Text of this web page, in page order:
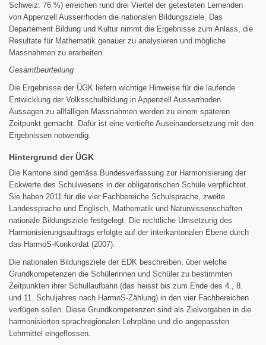
Schweiz: 76 %) erreichen rund drei Viertel der getesteten Lernenden
von Appenzell Ausserrhoden die nationalen Bildungsziele. Das
Departement Bildung und Kultur nimmt die Ergebnisse zum Anlass, die
Resultate für Mathematik genauer zu analysieren und mögliche
Massnahmen zu erarbeiten.
Gesamtbeurteilung
Die Ergebnisse der ÜGK liefern wichtige Hinweise für die laufende
Entwicklung der Volksschulbildung in Appenzell Ausserrhoden.
Aussagen zu allfälligen Massnahmen werden zu einem späteren
Zeitpunkt gemacht. Dafür ist eine vertiefte Auseinandersetzung mit den
Ergebnissen notwendig.
Hintergrund der ÜGK
Die Kantone sind gemäss Bundesverfassung zur Harmonisierung der
Eckwerte des Schulwesens in der obligatorischen Schule verpflichtet.
Sie haben 2011 für die vier Fachbereiche Schulsprache, zweite
Landessprache und Englisch, Mathematik und Naturwissenschaften
nationale Bildungsziele festgelegt. Die rechtliche Umsetzung des
Harmonisierungsauftrags erfolgte auf der interkantonalen Ebene durch
das HarmoS-Konkordat (2007).
Die nationalen Bildungsziele der EDK beschreiben, über welche
Grundkompetenzen die Schülerinnen und Schüler zu bestimmten
Zeitpunkten ihrer Schullaufbahn (das heisst bis zum Ende des 4., 8.
und 11. Schuljahres nach HarmoS-Zählung) in den vier Fachbereichen
verfügen sollen. Diese Grundkompetenzen sind als Zielvorgaben in die
harmonisierten sprachregionalen Lehrpläne und die angepassten
Lehrmittel eingeflossen.